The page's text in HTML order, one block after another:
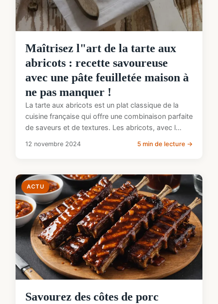
Maîtrisez l"art de la tarte aux
abricots : recette savoureuse
avec une pâte feuilletée maison à
ne pas manquer !
La tarte aux abricots est un plat classique de la
cuisine française qui offre une combinaison parfaite
de saveurs et de textures. Les abricots, avec l...
12 novembre 2024 5 min de lecture →
ACTU
Savourez des côtes de porc